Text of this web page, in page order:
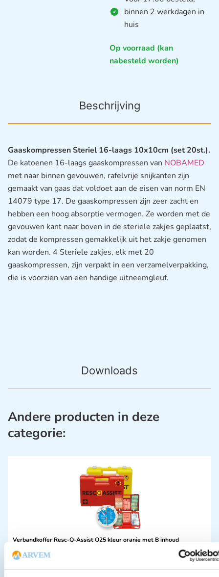
binnen 2 werkdagen in
huis
Op voorraad (kan
nabesteld worden)
Beschrijving
Downloads
Gaaskompressen Steriel 16-laags 10x10cm (set 20st.).
De katoenen 16-laags gaaskompressen van NOBAMED
met naar binnen gevouwen, rafelvrije snijkanten zijn
gemaakt van gaas dat voldoet aan de eisen van norm EN
14079 type 17. De gaaskompressen zijn zeer zacht en
hebben een hoog absorptie vermogen. Ze worden met de
gevouwen kant naar boven in de steriele zakjes geplaatst,
zodat de kompressen gemakkelijk uit het zakje genomen
kan worden. 4 Steriele zakjes, elk met 20
gaaskompressen, zijn verpakt in een verzamelverpakking,
die is voorzien van een handige uitneemgleuf.
Andere producten in deze
categorie:
Verbandkoffer Resc-Q-Assist Q25 kleur oranje met B inhoud
€37,06
34 excl. btw